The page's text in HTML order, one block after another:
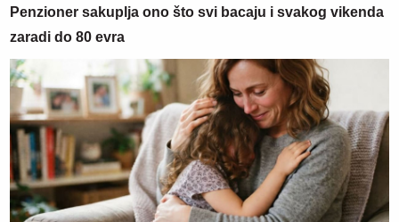
Penzioner sakuplja ono što svi bacaju i svakog vikenda
zaradi do 80 evra